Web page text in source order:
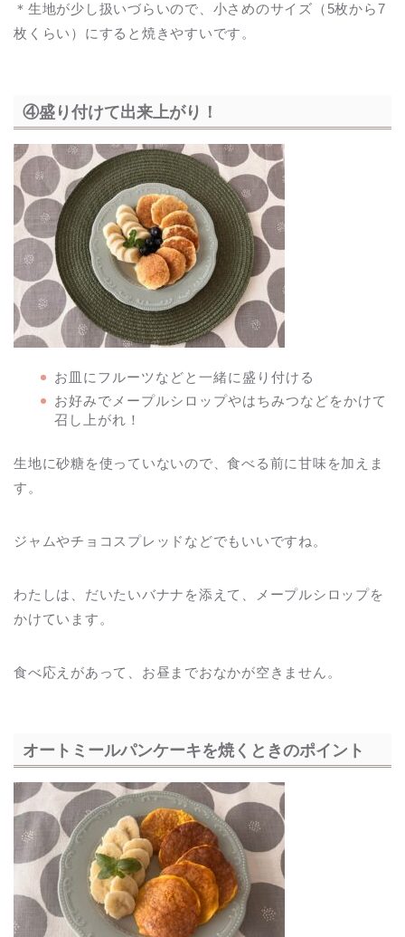
＊生地が少し扱いづらいので、小さめのサイズ（5枚から7
枚くらい）にすると焼きやすいです。
④盛り付けて出来上がり！
お皿にフルーツなどと一緒に盛り付ける
お好みでメープルシロップやはちみつなどをかけて
召し上がれ！
生地に砂糖を使っていないので、食べる前に甘味を加えま
す。
ジャムやチョコスプレッドなどでもいいですね。
わたしは、だいたいバナナを添えて、メープルシロップを
かけています。
食べ応えがあって、お昼までおなかが空きません。
オートミールパンケーキを焼くときのポイント